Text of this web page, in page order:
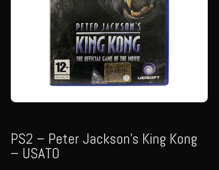
PS2 – Peter Jackson’s King Kong
– USATO